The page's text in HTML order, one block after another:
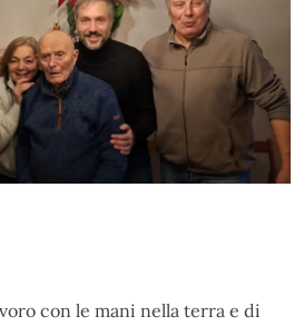
con le mani nella terra e di